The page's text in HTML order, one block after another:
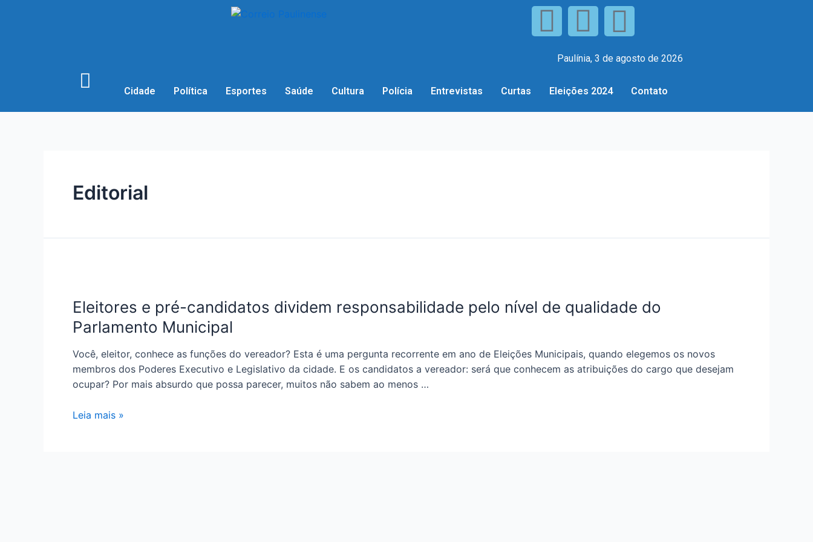
Paulínia, 3 de agosto de 2026
Cidade Política Esportes Saúde Cultura Polícia Entrevistas Curtas Eleições 2024 Contato
Editorial
Eleitores e pré-candidatos dividem responsabilidade pelo nível de qualidade do
Parlamento Municipal
Você, eleitor, conhece as funções do vereador? Esta é uma pergunta recorrente em ano de Eleições Municipais, quando elegemos os novos
membros dos Poderes Executivo e Legislativo da cidade. E os candidatos a vereador: será que conhecem as atribuições do cargo que desejam
ocupar? Por mais absurdo que possa parecer, muitos não sabem ao menos …
Leia mais »